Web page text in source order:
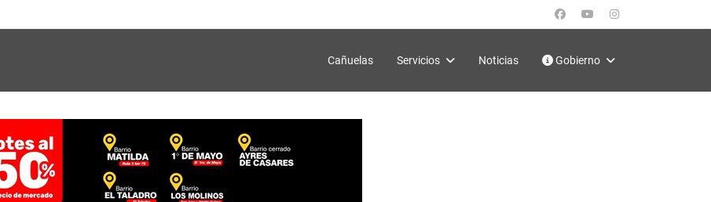
Cañuelas Servicios Noticias Gobierno